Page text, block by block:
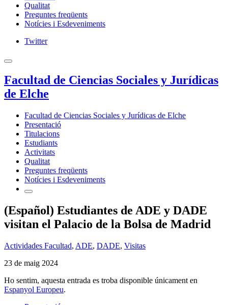
Qualitat
Preguntes freqüents
Notícies i Esdeveniments
Twitter
Facultad de Ciencias Sociales y Jurídicas
de Elche
Facultad de Ciencias Sociales y Jurídicas de Elche
Presentació
Titulacions
Estudiants
Activitats
Qualitat
Preguntes freqüents
Notícies i Esdeveniments
(Español) Estudiantes de ADE y DADE
visitan el Palacio de la Bolsa de Madrid
Actividades Facultad, ADE, DADE, Visitas
23 de maig 2024
Ho sentim, aquesta entrada es troba disponible únicament en
Espanyol Europeu.